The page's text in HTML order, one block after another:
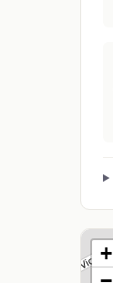
+